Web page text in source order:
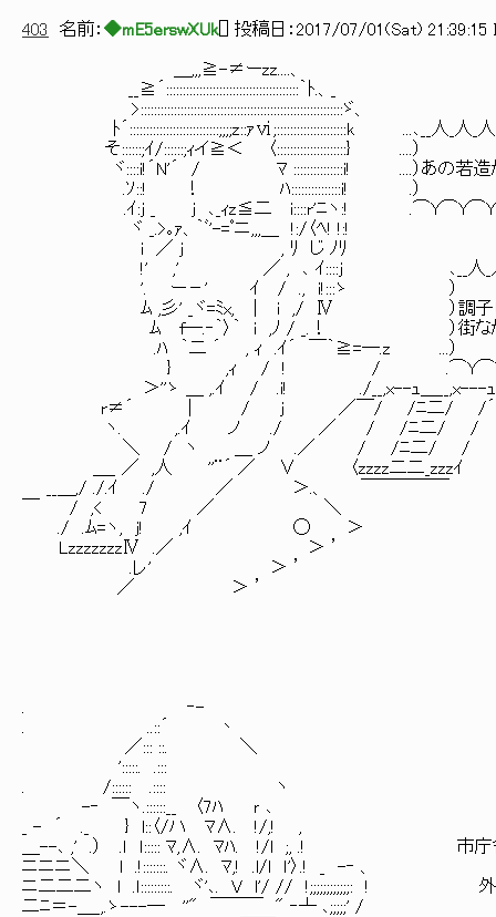
403 名前： ◆mE5erswXUk[ ] 投稿日： 2017/07/01(Sat) 21:39:15
＿,,,≧-≠ーzz....、
__≧´::::::::::::::::::::::::::::::::::::::::｀ﾄ.、_
>:::::::::::::::::::::::::::::::::::::::::::::::::::::::::::::ゞ、
ﾄ´:::::::::::::::::::::::::::;;;;z::ｧⅵ;:::::::::::::::::::::k ...､__人_人_人_
そ::::::;ｲ/::::::;ｨイ≧＜ 〈:::::::::::::::::::::} ....
ヾ::::i!´N'´ / ﾏ :::::::::::::::i! ....）あの若造が
.ｿ::! ！ ﾊ:::::::::::::::i! .）
.ｲ:j _ j ､_ｨz≦二 i::::r'ﾆヽ:!
ヾ _.>｡ｧ、｀ﾞ'-=ﾟニ,,,＿ !:/〈ﾍ! !:!
i ／ j , ﾘ じ ﾉﾘ
!' ,' ／ , ､ ｲ::::j ､__人_人_人_人_人_人_人
'. ー－' ｲ / .,
ﾑ ,彡' _ヾ=ﾐx, ｜ i ,/ Ⅳ ）調
ﾑ f―.‐｀〉｀ i ,ﾉ / _.！ ）街なかでゴーレム
.ﾊ ｀二 ´ , ｨ .ｲ´ ￣
} ,ｨ / ! /
＞''ゝ ＿ ,.ｲ / .i! ./__,x--ｭ＿__,x---ｭ
r≠´ | / j ／￣/ /ﾆ二/ /´
ヽ. ,.ｲ ノ ./ ／ / /ﾆ二/ /
＼ / ヽ ＿ ノ .／ / /ﾆ二/ /
＿_ ／ ,人 ''¨´ ／ ∨ 〈zzzz二二_zzzｲ
__＿,/ ./.ｲ ./ ／ ＞.、 ￣￣￣￣￣
￣ / ,< 7 ／ ＼
./ .ﾑ=ヽ, j! ,ｲ ◯ ＞
LzzzzzzzⅣ .／ ＞ ’
.レ' ＞ ’
／ ＞ ’
. ‐-
. ..::´ 丶
／::: ::. ＼
':::::. .:::
. /:::::: .:::: ヽ
-‐ ￣ヽ.::::::__ 〈7ﾊ ｒ ､
_ - ´ ._ } l::〈/ハ ﾏ∧. !/,! ,
＿--､ ,' .） .ｌ ｌ::::: ﾏ,∧. ﾏﾊ. !/l ;, .! 市庁舎周
ニニニ＼ l .!:::::::. ヾ∧. ﾏ,! .l/l ｌ'〉.! _ -‐ 、
ニ二二二ヽ l .ｌ:::::::::. ヾ'､. V l'/ // !;;;;;;;;;;;;: ! 外には
二ﾆ＝-＿_,.ゝ---― ''" ￣￣￣ " ‐┴ ､;;;;;' /